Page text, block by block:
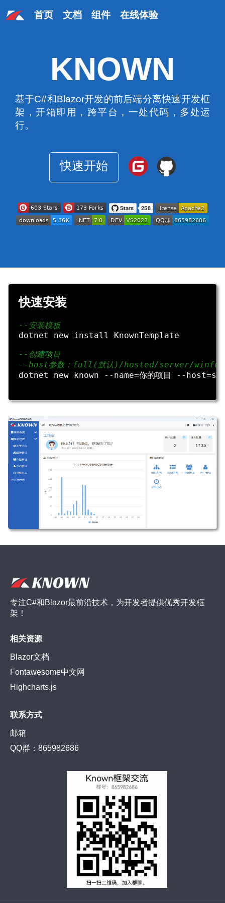
首页 文档 组件 在线体验
KNOWN
基于C#和Blazor开发的前后端分离快速开发框
架，开箱即用，跨平台，一处代码，多处运
行。
快速开始
快速安装
--安装模板
dotnet new install KnownTemplate
--创建项目
--host参数：full(默认)/hosted/server/
dotnet new known --name=你的项目 --
专注C#和Blazor最前沿技术，为开发者提供优秀开发框
架！
相关资源
Blazor文档
Fontawesome中文网
Highcharts.js
联系方式
邮箱
QQ群：865982686